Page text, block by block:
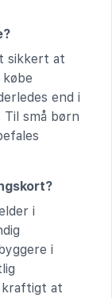
sikkert at
end i
Til små børn
i
i
kraftigt at